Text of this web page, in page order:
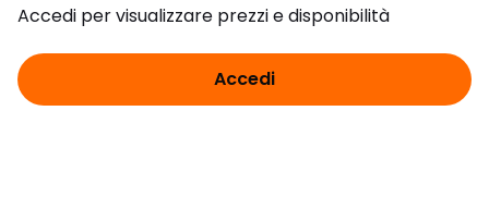
Accedi per visualizzare prezzi e disponibilità
Accedi